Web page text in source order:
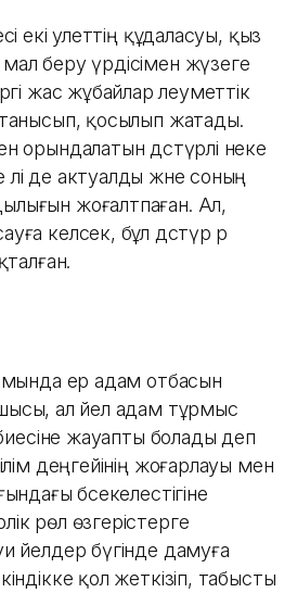
екі әулеттің құдаласуы, қыз
беру үрдісімен жүзеге
жас жұбайлар әлеуметтік
танысып, қосылып жатады.
орындалатын дәстүрлі неке
де актуалды және соның
жоғалтпаған. Ал,
келсек, бұл дәстүр әр
ер адам отбасын
ал әйел адам тұрмыс
жауапты болады деп
деңгейінің жоғарлауы мен
бәсекелестігіне
рөл өзгерістерге
әйелдер бүгінде дамуға
қол жеткізіп, табысты